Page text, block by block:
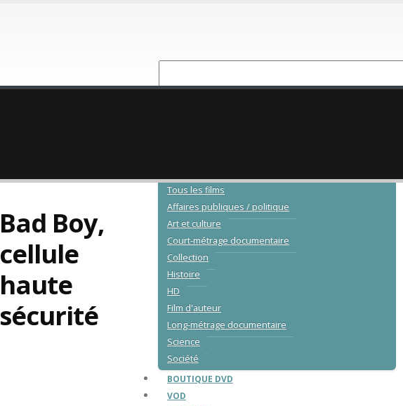
Tous les films
Affaires publiques / politique
Art et culture
Court-métrage documentaire
Collection
Histoire
HD
Film d'auteur
Long-métrage documentaire
Science
Société
BOUTIQUE DVD
VOD
Bad Boy,
cellule
haute
sécurité